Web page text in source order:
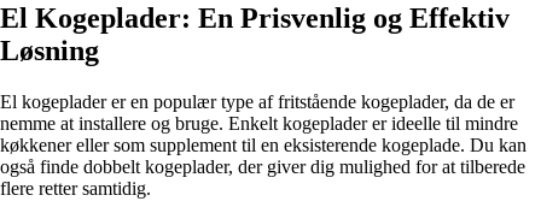
El Kogeplader: En Prisvenlig og Effektiv
Løsning
El kogeplader er en populær type af fritstående kogeplader, da de er
nemme at installere og bruge. Enkelt kogeplader er ideelle til mindre
køkkener eller som supplement til en eksisterende kogeplade. Du kan
også finde dobbelt kogeplader, der giver dig mulighed for at tilberede
flere retter samtidig.